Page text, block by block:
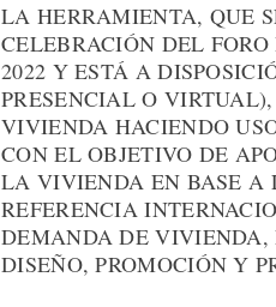
LA HERRAMIENTA, QUE
CELEBRACIÓN DEL
2022 Y ESTÁ A
PRESENCIAL O
VIVIENDA HACIENDO
CON EL OBJETIVO DE
LA VIVIENDA EN BASE A
REFERENCIA
DEMANDA DE VIVIENDA,
DISEÑO, PROMOCIÓN Y